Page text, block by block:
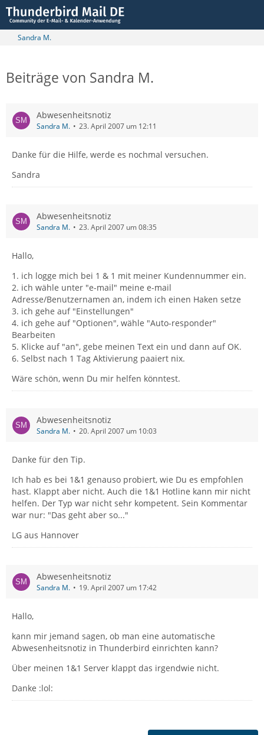
Sandra M.
Beiträge von Sandra M.
Abwesenheitsnotiz
Sandra M. 23. April 2007 um 12:11
Danke für die Hilfe, werde es nochmal versuchen.
Sandra
Abwesenheitsnotiz
Sandra M. 23. April 2007 um 08:35
Hallo,
1. ich logge mich bei 1 & 1 mit meiner Kundennummer ein.
2. ich wähle unter "e-mail" meine e-mail
Adresse/Benutzernamen an, indem ich einen Haken setze
3. ich gehe auf "Einstellungen"
4. ich gehe auf "Optionen", wähle "Auto-responder"
Bearbeiten
5. Klicke auf "an", gebe meinen Text ein und dann auf OK.
6. Selbst nach 1 Tag Aktivierung paaiert nix.
Wäre schön, wenn Du mir helfen könntest.
Abwesenheitsnotiz
Sandra M. 20. April 2007 um 10:03
Danke für den Tip.
Ich hab es bei 1&1 genauso probiert, wie Du es empfohlen
hast. Klappt aber nicht. Auch die 1&1 Hotline kann mir nicht
helfen. Der Typ war nicht sehr kompetent. Sein Kommentar
war nur: "Das geht aber so..."
LG aus Hannover
Abwesenheitsnotiz
Sandra M. 19. April 2007 um 17:42
Hallo,
kann mir jemand sagen, ob man eine automatische
Abwesenheitsnotiz in Thunderbird einrichten kann?
Über meinen 1&1 Server klappt das irgendwie nicht.
Danke :lol: